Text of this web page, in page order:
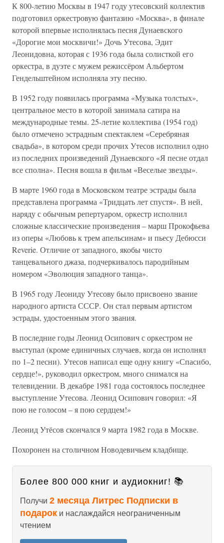
К 800-летию Москвы в 1947 году утесовский коллектив
подготовил оркестровую фантазию «Москва», в финале
которой впервые исполнялась песня Дунаевского
«Дорогие мои москвичи!» Дочь Утесова, Эдит
Леонидовна, которая с 1936 года была солисткой его
оркестра, в дуэте с мужем режиссёром Альбертом
Гендельштейном исполняла эту песню.
В 1952 году появилась программа «Музыка толстых»,
центральное место в которой занимала сатира на
международные темы. 25-летие коллектива (1954 год)
было отмечено эстрадным спектаклем «Серебряная
свадьба», в котором среди прочих Утесов исполнил одно
из последних произведений Дунаевского «Я песне отдал
все сполна». Песня вошла в фильм «Веселые звезды».
В марте 1960 года в Московском театре эстрады была
представлена программа «Тридцать лет спустя». В ней,
наряду с обычным репертуаром, оркестр исполнил
сложные классические произведения – марш Прокофьева
из оперы «Любовь к трем апельсинам» и пьесу Дебюсси
Reverie. Отличие от западного, якобы чисто
танцевального джаза, подчеркивалось пародийным
номером «Эволюция западного танца».
В 1965 году Леониду Утесову было присвоено звание
народного артиста СССР. Он стал первым артистом
эстрады, удостоенным этого звания.
В последние годы Леонид Осипович с оркестром не
выступал (кроме единичных случаев, когда он исполнял
по 1–2 песни). Утесов написал еще одну книгу «Спасибо,
сердце!», руководил оркестром, много снимался на
телевидении. В декабре 1981 года состоялось последнее
выступление Утесова. Леонид Осипович говорил: «Я
пою не голосом – я пою сердцем!»
Леонид Утёсов скончался 9 марта 1982 года в Москве.
Похоронен на столичном Новодевичьем кладбище.
Более 800 000 книг и аудиокниг! 📚
Получи 2 месяца Литрес Подписки в
подарок и наслаждайся неограниченным
чтением